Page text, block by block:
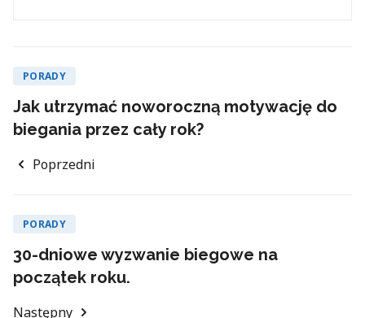
PORADY
Jak utrzymać noworoczną motywację do
biegania przez cały rok?
Poprzedni
PORADY
30-dniowe wyzwanie biegowe na
początek roku.
Następny